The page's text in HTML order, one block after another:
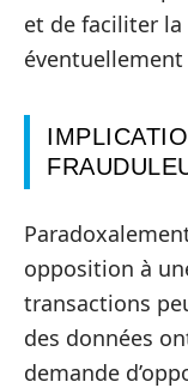
et de faciliter
opposition à
transactions
des données
demande